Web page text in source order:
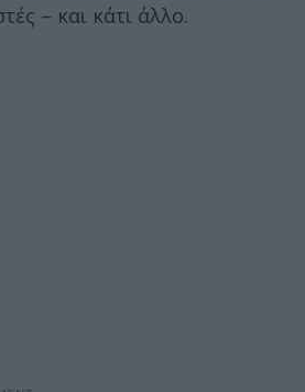
– και κάτι άλλο.